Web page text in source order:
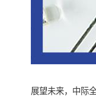
展望未来，中际